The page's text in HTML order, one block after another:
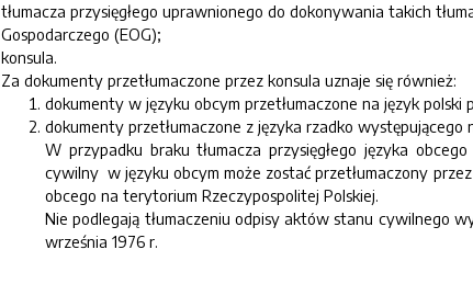
tłumacza przysięgłego uprawnionego do dokonywania takich
Gospodarczego (EOG);
konsula.
Za dokumenty przetłumaczone przez konsula uznaje się również:
dokumenty w języku obcym przetłumaczone na język
dokumenty przetłumaczone z języka rzadko
W przypadku braku tłumacza przysięgłego języka
cywilny w języku obcym może zostać przetłumaczony
obcego na terytorium Rzeczypospolitej Polskiej.
Nie podlegają tłumaczeniu odpisy aktów stanu cywilnego
września 1976 r.